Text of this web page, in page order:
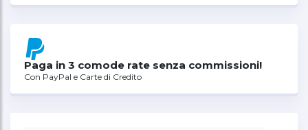
Paga in 3 comode rate senza commissioni!
Con PayPal e Carte di Credito